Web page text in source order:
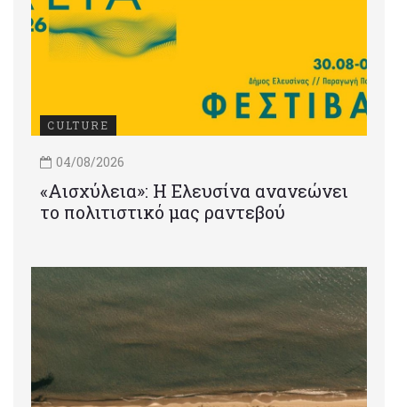
CULTURE
04/08/2026
«Αισχύλεια»: Η Ελευσίνα ανανεώνει
το πολιτιστικό μας ραντεβού